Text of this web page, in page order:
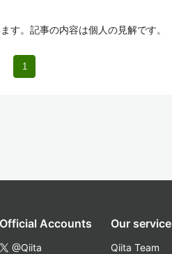
す。記事の内容は個人の見解です。
1
Official Accounts
@Qiita
Our service
Qiita Team